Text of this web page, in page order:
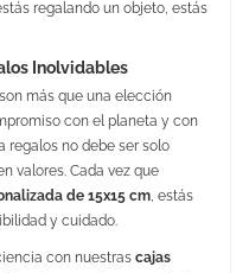
regalando un objeto, estás
Inolvidables
son más que una elección
con el planeta y con
regalos no debe ser solo
valores. Cada vez que
de 15x15 cm, estás
y cuidado.
con nuestras cajas